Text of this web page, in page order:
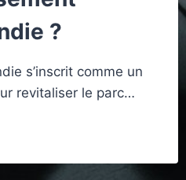
?
s’inscrit comme un
revitaliser le parc…